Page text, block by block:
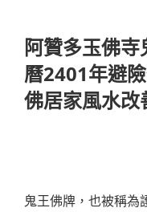
阿贊多玉佛
曆2401年避
佛居家風水改
鬼王佛牌，也被稱為